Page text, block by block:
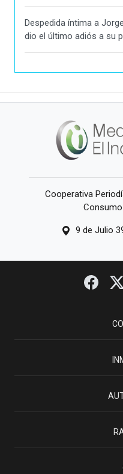
Despedida íntima a
dio el último adiós a su
Cooperativa
9 de Julio